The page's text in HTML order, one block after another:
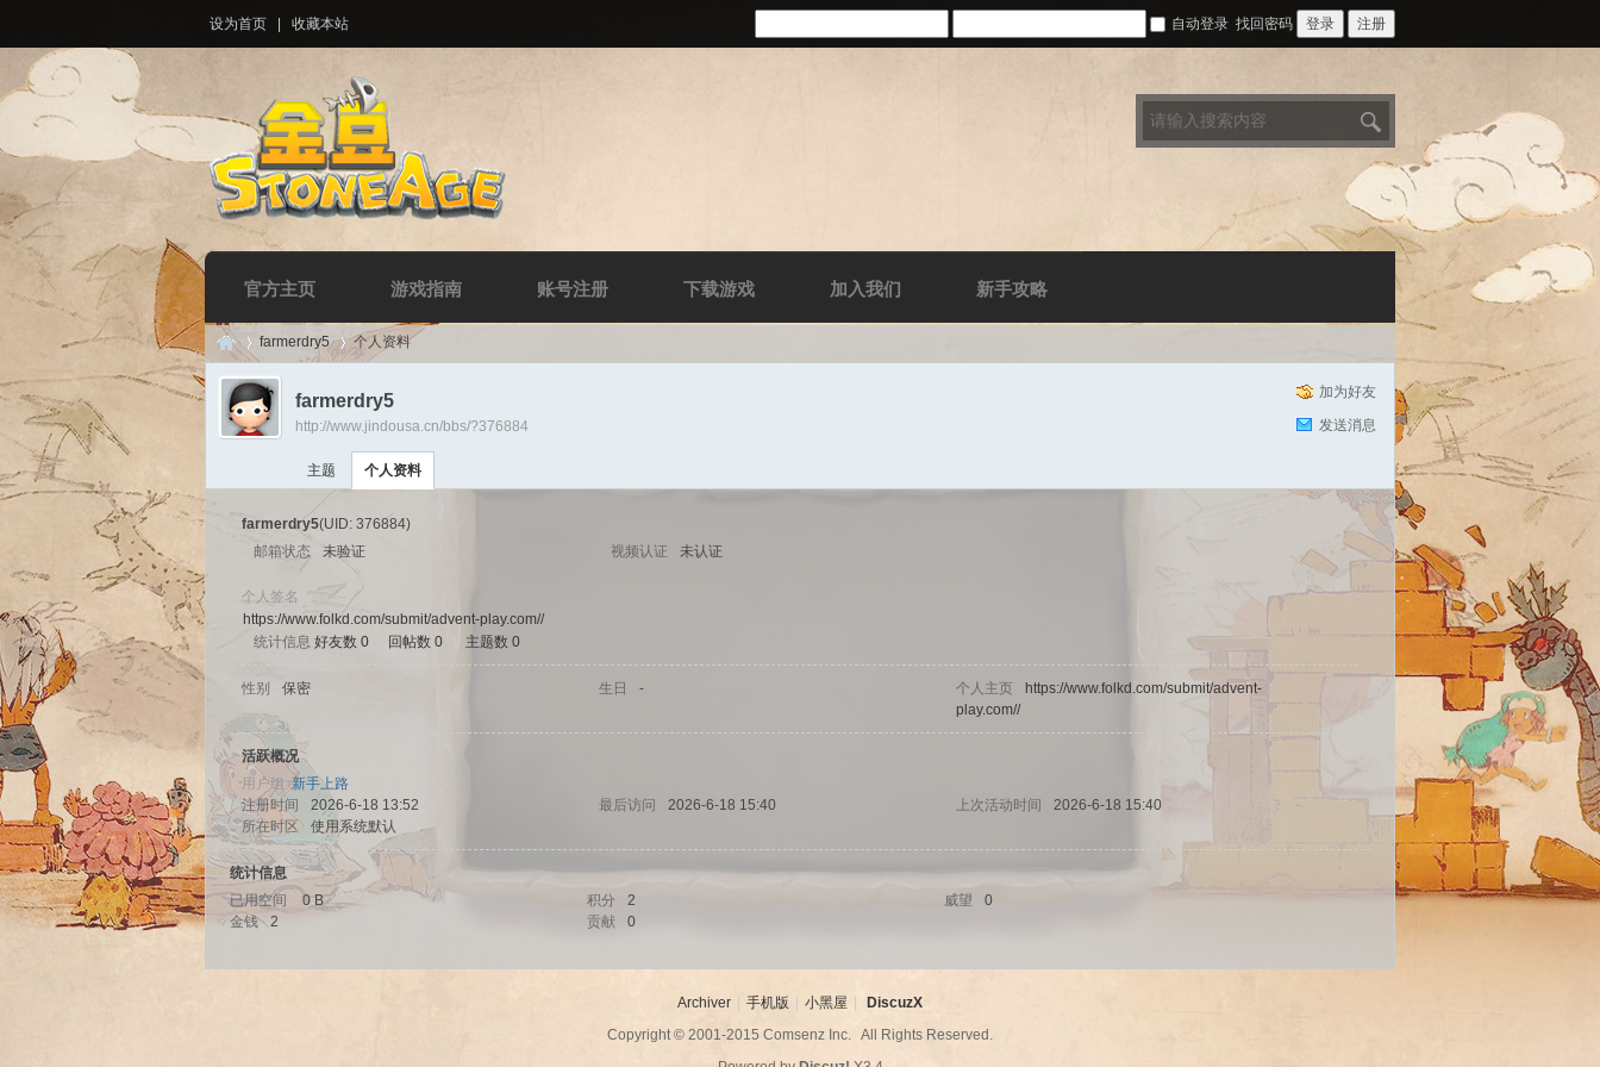
设为首页 收藏本站 自动登录 找回密码 登录 注册
官方主页 游戏指南 账号注册 下载游戏 加入我们 新手攻略
Di
uz!
›
farmerdry5 个人资料
加为好友
发送消息
farmerdry5
http://www.jindousa.cn/bbs/?376884
主题 个人资料
farmerdry5(UID: 376884)
邮箱状态
未验证 视频认证 未认证
个人签名
https://www.folkd.com/submit/advent-play.com//
统计信息 好友数 0 回帖数 0 主题数 0
性别 保密 生日 - 个人主页
https://www.folkd.com/submit/advent-
play.com//
活跃概况
用户组新手上路
注册时间
2026-6-18 13:52 最后访问 2026-6-18 15:40 上次活动时间
2026-6-18 15:40
所在时区
使用系统默认
统计信息
已用空间
0 B 积分 2 威望
0
金钱
2 贡献 0
Archiver 手机版 小黑屋
DiscuzX
Copyright © 2001-2015 Comsenz Inc. All Rights Reserved.